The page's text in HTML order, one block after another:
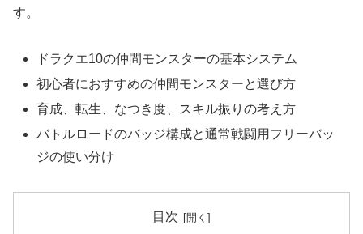
す。
ドラクエ10の仲間モンスターの基本システム
初心者におすすめの仲間モンスターと選び方
育成、転生、なつき度、スキル振りの考え方
バトルロードのバッジ構成と通常戦闘用フリーバッ
ジの使い分け
目次